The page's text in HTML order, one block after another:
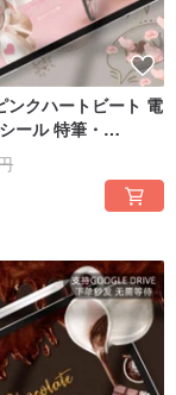
ンクハートビート 電
ール 特筆・
ノート手帳